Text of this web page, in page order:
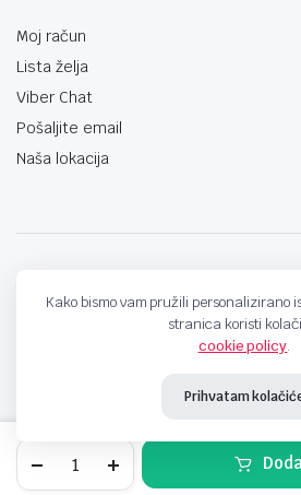
KOŽNA
Moj račun
Lista želja
Viber Chat
Pošaljite email
Naša lokacija
Kako bismo vam pružili personalizirano
stranica koristi
cookie policy.
Prihvatam
STORE SEARCH WISHLIST